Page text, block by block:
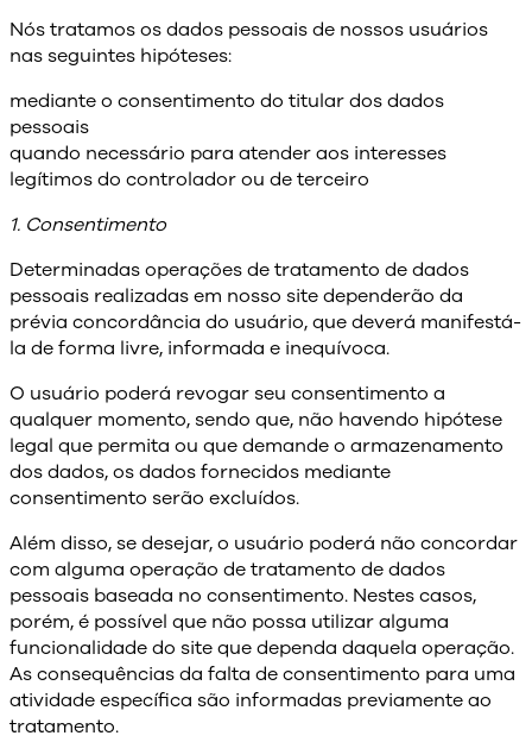
Nós tratamos os dados pessoais de nossos usuários
nas seguintes hipóteses:
mediante o consentimento do titular dos dados
pessoais
quando necessário para atender aos interesses
legítimos do controlador ou de terceiro
1. Consentimento
Determinadas operações de tratamento de dados
pessoais realizadas em nosso site dependerão da
prévia concordância do usuário, que deverá manifestá-
la de forma livre, informada e inequívoca.
O usuário poderá revogar seu consentimento a
qualquer momento, sendo que, não havendo hipótese
legal que permita ou que demande o armazenamento
dos dados, os dados fornecidos mediante
consentimento serão excluídos.
Além disso, se desejar, o usuário poderá não concordar
com alguma operação de tratamento de dados
pessoais baseada no consentimento. Nestes casos,
porém, é possível que não possa utilizar alguma
funcionalidade do site que dependa daquela operação.
As consequências da falta de consentimento para uma
atividade específica são informadas previamente ao
tratamento.